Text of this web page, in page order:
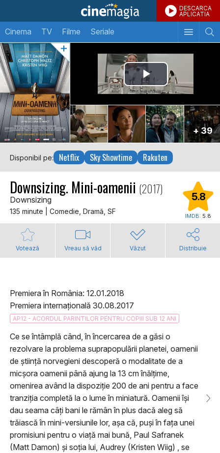
DESCARCA
APLICATIA
Cinema TV Filme Seriale
+ 39
Disponibil pe: Netflix Sky Showtime Rakuten
Downsizing. Mini-oamenii (2017)
Downsizing
135 minute | Comedie, Dramă, SF
5.8
IMDB: 5.8
Votează Vreau să văd Văzut Distribuie
Premiera în România: 12.01.2018
Premiera internațională 30.08.2017
AP12 - ACORDUL PARINTILOR PENTRU COPIII SUB 12 ANI
Ce se întâmplă când, în încercarea de a găsi o
rezolvare la problema suprapopulării planetei, oamenii
de știință norvegieni descoperă o modalitate de a
micșora oamenii până ajung la 13 cm înălțime,
omenirea având la dispoziție 200 de ani pentru a face
tranziția completă la o lume în miniatură. Oamenii își
dau seama câți bani le rămân în plus dacă aleg să
trăiască în mini-versiunile lor, așa că, puși în fața unei
promisiuni pentru o viață mai bună, Paul Safranek
(Matt Damon) și soția lui, Audrey (Kristen Wiig) , se